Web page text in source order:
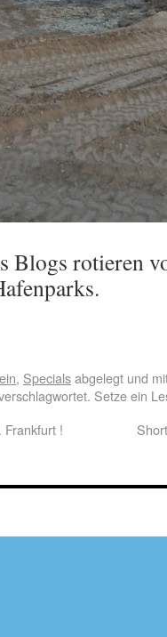
Blogs rotieren
, Specialsabgelegt und
Setze ein
Frankfurt !